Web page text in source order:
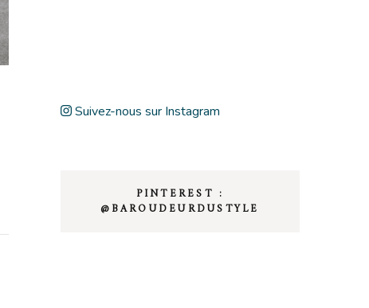
Suivez-nous sur Instagram
PINTEREST :
@BAROUDEURDUSTYLE